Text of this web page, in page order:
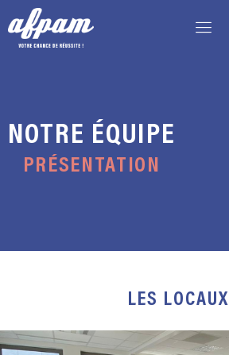
NOTRE ÉQUIPE
PRÉSENTATION
LES LOCAUX